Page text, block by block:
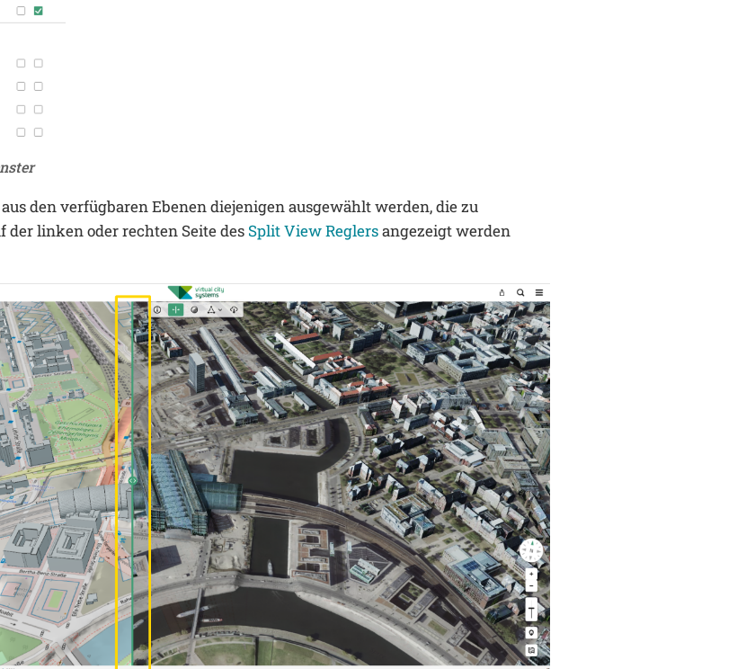
den verfügbaren Ebenen diejenigen ausgewählt werden, die zu
der linken oder rechten Seite des Split View Reglersangezeigt werden